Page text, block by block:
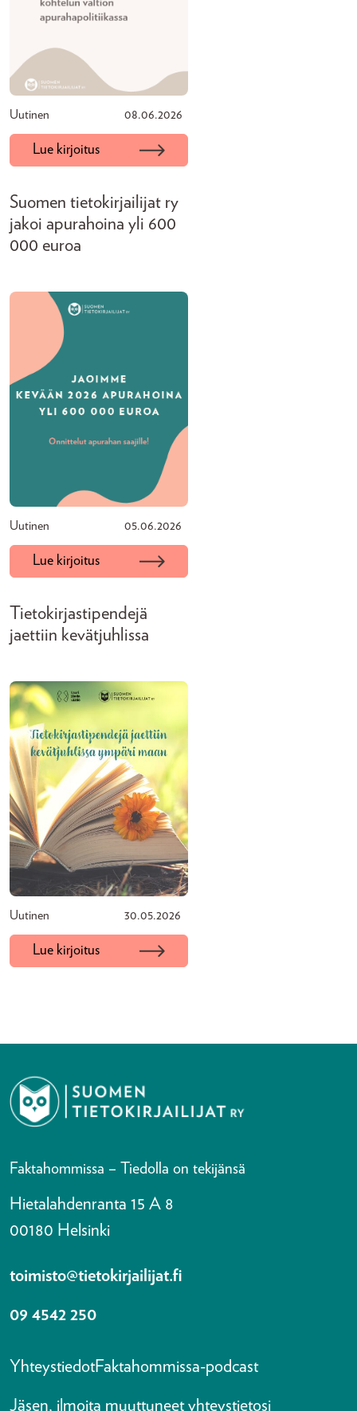
Uutinen 08.06.2026
Lue kirjoitus
Suomen tietokirjailijat ry
jakoi apurahoina yli 600
000 euroa
Uutinen 05.06.2026
Lue kirjoitus
Tietokirjastipendejä
jaettiin kevätjuhlissa
Uutinen 30.05.2026
Lue kirjoitus
Faktahommissa – Tiedolla on tekijänsä
Hietalahdenranta 15 A 8
00180 Helsinki
toimisto@tietokirjailijat.fi
09 4542 250
YhteystiedotFaktahommissa-podcast
Jäsen, ilmoita muuttuneet yhteystietosi